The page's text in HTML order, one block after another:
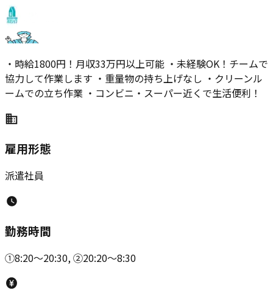
・時給1800円！月収33万円以上可能 ・未経験OK！チームで
協力して作業します ・重量物の持ち上げなし ・クリーンル
ームでの立ち作業 ・コンビニ・スーパー近くで生活便利！
雇用形態
派遣社員
勤務時間
①8:20～20:30, ②20:20～8:30